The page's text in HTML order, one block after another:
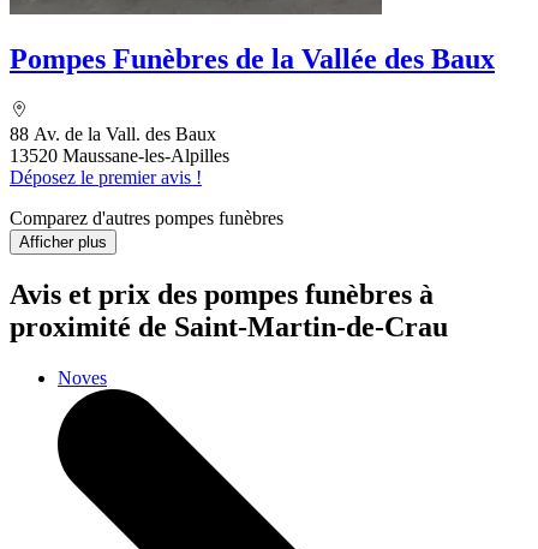
Pompes Funèbres de la Vallée des Baux
88 Av. de la Vall. des Baux
13520 Maussane-les-Alpilles
Déposez le premier avis !
Comparez d'autres pompes funèbres
Afficher plus
Avis et prix des pompes funèbres à
proximité de Saint-Martin-de-Crau
Noves